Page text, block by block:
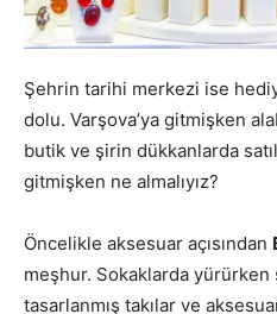
Şehrin tarihi merkezi ise
dolu. Varşova’ya gitmişken
butik ve şirin dükkanlarda
gitmişken ne almalıyız?
Öncelikle aksesuar açısından
meşhur. Sokaklarda yürürken
tasarlanmış takılar ve